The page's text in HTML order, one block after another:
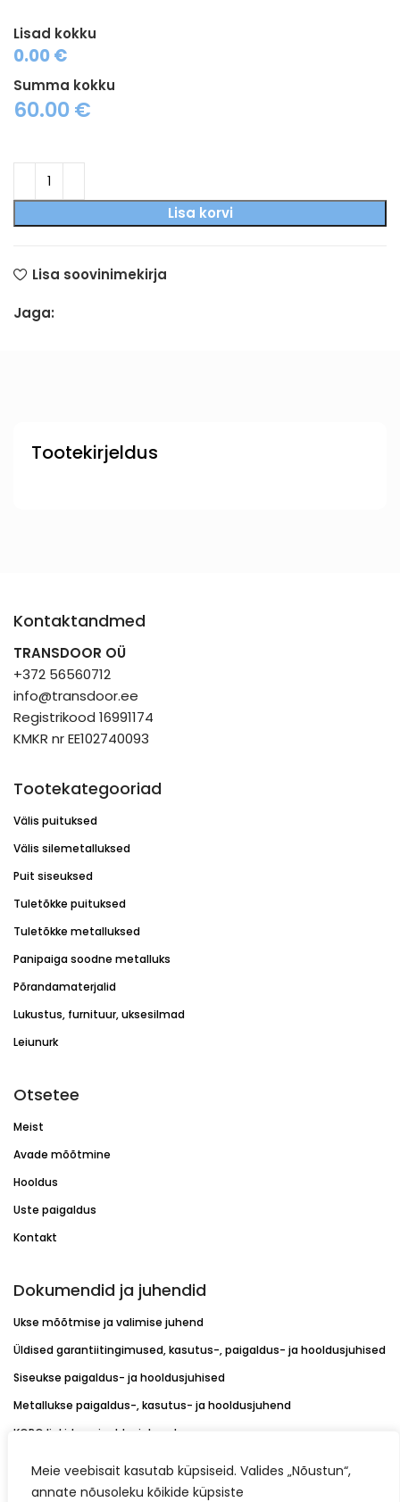
Meie veebisait kasutab küpsiseid. Valides „Nõustun“,
annate nõusoleku kõikide küpsiste
Lisad kokku
0.00 €
Summa kokku
60.00€
Lisa korvi
Lisa soovinimekirja
Jaga:
Tootekirjeldus
Kontaktandmed
TRANSDOOR OÜ
+372 56560712
info@transdoor.ee
Registrikood 16991174
KMKR nr EE102740093
Tootekategooriad
Välis puituksed
Välis silemetalluksed
Puit siseuksed
Tuletõkke puituksed
Tuletõkke metalluksed
Panipaiga soodne metalluks
Põrandamaterjalid
Lukustus, furnituur, uksesilmad
Leiunurk
Otsetee
Meist
Avade mõõtmine
Hooldus
Uste paigaldus
Kontakt
Dokumendid ja juhendid
Ukse mõõtmise ja valimise juhend
Üldised garantiitingimused, kasutus-, paigaldus- ja hooldusjuhised
Siseukse paigaldus- ja hooldusjuhised
Metallukse paigaldus-, kasutus- ja hooldusjuhend
KORO linkide paigaldusjuhend
Müügitingimused